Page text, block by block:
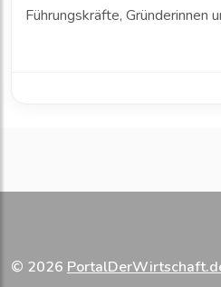
Führungskräfte, Gründerinnen
© 2026